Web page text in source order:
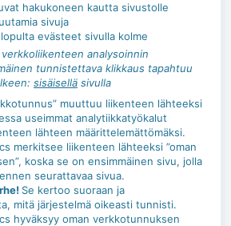
hakukoneen kautta sivustolle
sivuja
evästeet sivulla kolme
analysoinnin
tunnistettava klikkaus tapahtuu
sisäisellä sivulla
muuttuu liikenteen lähteeksi
useimmat analytiikkatyökalut
lähteen määrittelemättömäksi.
merkitsee liikenteen lähteeksi ”oman
koska se on ensimmäinen sivu, jolla
seurattavaa sivua.
Se kertoo suoraan ja
mitä järjestelmä oikeasti tunnisti.
hyväksyy oman verkkotunnuksen